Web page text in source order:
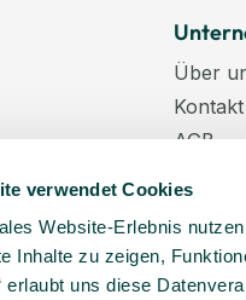
verwendet Cookies
Website-Erlebnis
Inhalte zu zeigen,
erlaubt uns diese
Über
Kontakt
AGB